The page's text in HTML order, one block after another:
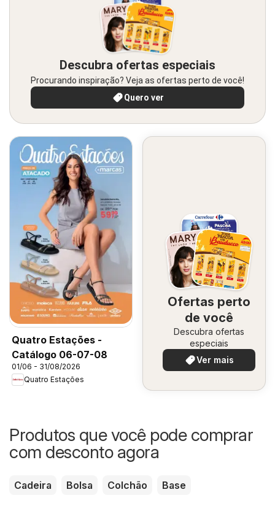
Descubra ofertas especiais
Procurando inspiração? Veja as ofertas perto de você!
Quero ver
Quatro Estações -
Catálogo 06-07-08
01/06 - 31/08/2026
Quatro Estações
Ofertas perto
de você
Descubra ofertas
especiais
Ver mais
Produtos que você pode comprar
com desconto agora
Cadeira Bolsa Colchão Base